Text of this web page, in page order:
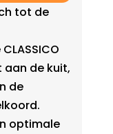
tot de
aan de kuit,
de
optimale